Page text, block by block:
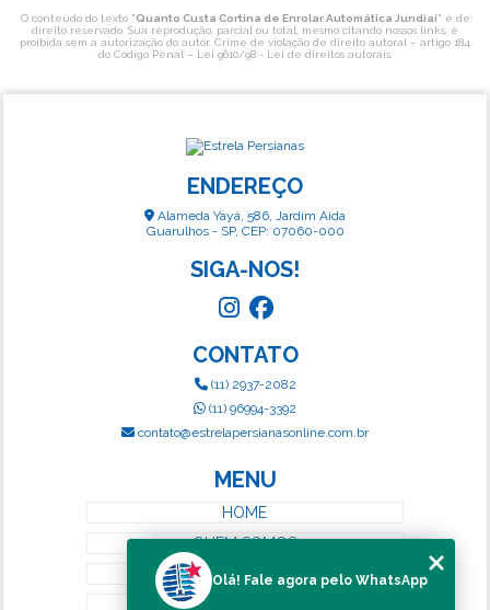
O conteúdo do texto "Quanto Custa Cortina de Enrolar Automática Jundiaí" é de
direito reservado. Sua reprodução, parcial ou total, mesmo citando nossos links, é
proibida sem a autorização do autor. Crime de violação de direito autoral – artigo 184
do Código Penal – Lei 9610/98 - Lei de direitos autorais.
ENDEREÇO
Alameda Yayá, 586, Jardim Aida
Guarulhos - SP, CEP: 07060-000
SIGA-NOS!
CONTATO
(11) 2937-2082
(11) 96994-3392
contato@estrelapersianasonline.com.br
MENU
HOME
QUEM SOMOS
SERVIÇOS
Olá! Fale agora pelo WhatsApp